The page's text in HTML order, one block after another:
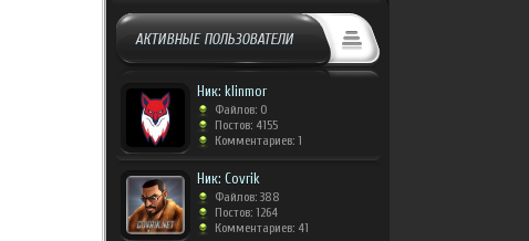
АКТИВНЫЕ ПОЛЬЗОВАТЕЛИ
Ник: klinmor
Файлов: 0
Постов: 4155
Комментариев: 1
Ник: Covrik
Файлов: 388
Постов: 1264
Комментариев: 41